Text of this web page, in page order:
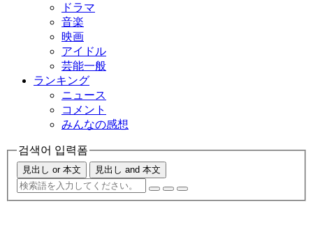
ドラマ
音楽
映画
アイドル
芸能一般
ランキング
ニュース
コメント
みんなの感想
검색어 입력폼
見出し or 本文 見出し and 本文